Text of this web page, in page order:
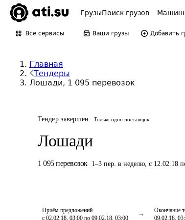
ГрузыПоиск грузов
Все сервисы Ваши грузы Добавить
Главная
Тендеры
Лошади, 1 095 перевозок
Тендер завершён Только один поставщик
Лошади
1 095 перевозок 1–3 пер. в неделю, с 12.02.18
Приём предложений
с 02.02.18, 03:00 по 09.02.18, 03:00
Окончание
09.02.18,